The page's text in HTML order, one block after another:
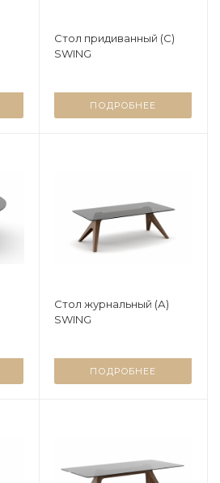
Стол придиванный (С)
SWING
ПОДРОБНЕЕ
Стол журнальный (А)
SWING
ПОДРОБНЕЕ